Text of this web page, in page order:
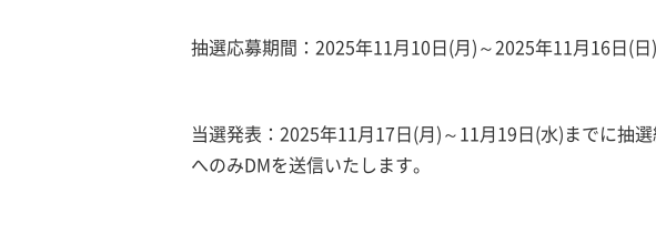
抽選応募期間：2025年11月10日(月)～2025年11月16日(
当選発表：2025年11月17日(月)～11月19日(水)までに抽
へのみDMを送信いたします。